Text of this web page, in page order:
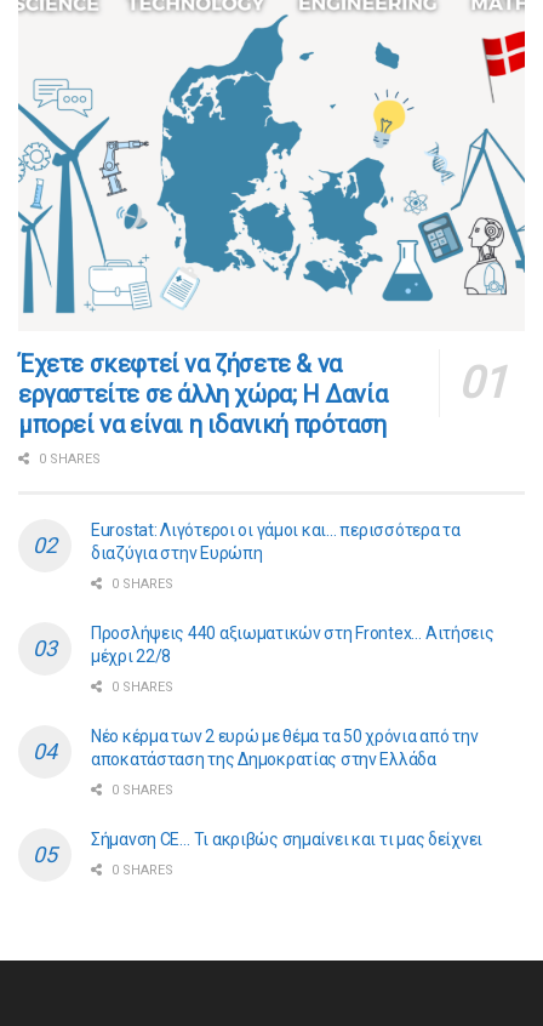
​​Έχετε σκεφτεί να ζήσετε & να
εργαστείτε σε άλλη χώρα; Η Δανία
μπορεί να είναι η ιδανική πρόταση
0 SHARES
Eurostat: Λιγότεροι οι γάμοι και… περισσότερα τα
διαζύγια στην Ευρώπη
0 SHARES
Προσλήψεις 440 αξιωματικών στη Frontex… Αιτήσεις
μέχρι 22/8
0 SHARES
Νέο κέρμα των 2 ευρώ με θέμα τα 50 χρόνια από την
αποκατάσταση της Δημοκρατίας στην Ελλάδα
0 SHARES
Σήμανση CE… Τι ακριβώς σημαίνει και τι μας δείχνει
0 SHARES